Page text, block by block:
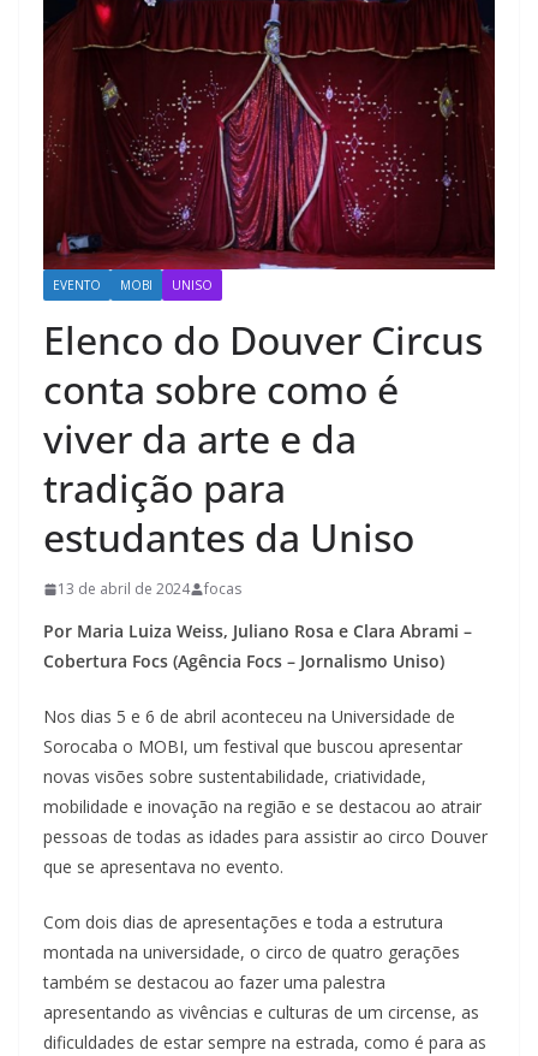
EVENTO MOBI UNISO
Elenco do Douver Circus
conta sobre como é
viver da arte e da
tradição para
estudantes da Uniso
13 de abril de 2024 focas
Por Maria Luiza Weiss, Juliano Rosa e Clara Abrami –
Cobertura Focs (Agência Focs – Jornalismo Uniso)
Nos dias 5 e 6 de abril aconteceu na Universidade de
Sorocaba o MOBI, um festival que buscou apresentar
novas visões sobre sustentabilidade, criatividade,
mobilidade e inovação na região e se destacou ao atrair
pessoas de todas as idades para assistir ao circo Douver
que se apresentava no evento.
Com dois dias de apresentações e toda a estrutura
montada na universidade, o circo de quatro gerações
também se destacou ao fazer uma palestra
apresentando as vivências e culturas de um circense, as
dificuldades de estar sempre na estrada, como é para as